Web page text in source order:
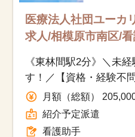
医療法人社団ユー
求人/相模原市南区/
《東林間駅2分》＼未
す！／【資格・経験不
残業少なめ◎｜交通費
◎
月額（総額）
紹介予定派遣
看護助手